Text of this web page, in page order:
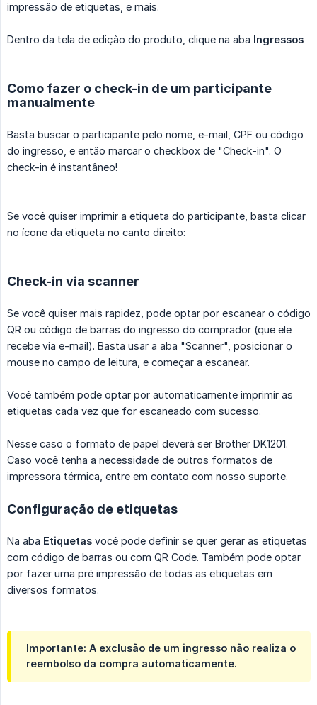
impressão de etiquetas, e mais.
Dentro da tela de edição do produto, clique na aba Ingressos
Como fazer o check-in de um participante
manualmente
Basta buscar o participante pelo nome, e-mail, CPF ou código
do ingresso, e então marcar o checkbox de "Check-in". O
check-in é instantâneo!
Se você quiser imprimir a etiqueta do participante, basta clicar
no ícone da etiqueta no canto direito:
Check-in via scanner
Se você quiser mais rapidez, pode optar por escanear o código
QR ou código de barras do ingresso do comprador (que ele
recebe via e-mail). Basta usar a aba "Scanner", posicionar o
mouse no campo de leitura, e começar a escanear.
Você também pode optar por automaticamente imprimir as
etiquetas cada vez que for escaneado com sucesso.
Nesse caso o formato de papel deverá ser Brother DK1201.
Caso você tenha a necessidade de outros formatos de
impressora térmica, entre em contato com nosso suporte.
Configuração de etiquetas
Na aba Etiquetas você pode definir se quer gerar as etiquetas
com código de barras ou com QR Code. Também pode optar
por fazer uma pré impressão de todas as etiquetas em
diversos formatos.
Importante: A exclusão de um ingresso não realiza o
reembolso da compra automaticamente.